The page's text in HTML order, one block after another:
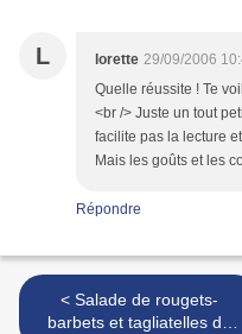
L lorette 29/09/2006
Quelle réussite ! Te
<br /> Juste un tout
facilite pas la lecture
Mais les goûts et les
Répondre
< Salade de rougets-
barbets et tagliatelles de